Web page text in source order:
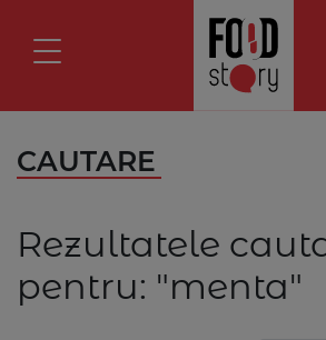
CAUTARE
Rezultatele
pentru: "menta"